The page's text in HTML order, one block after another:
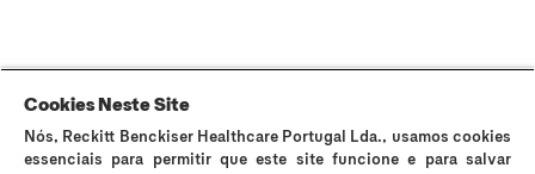
Os preservativos Durex são dispositivos médicos de uso único e podem
Cookies Neste Site
Nós, Reckitt Benckiser Healthcare Portugal Lda., usamos cookies
essenciais para permitir que este site funcione e para salvar